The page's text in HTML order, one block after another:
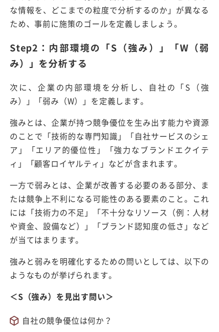
な情報を、どこまでの粒度で分析するのか」が異なる
ため、事前に施策のゴールを定義しましょう。
Step2：内部環境の「S（強み）」「W（弱
み）」を分析する
次に、企業の内部環境を分析し、自社の「S（強
み）」「弱み（W）」を定義します。
強みとは、企業が持つ競争優位を生み出す能力や資源
のことで「技術的な専門知識」「自社サービスのシェ
ア」「エリア的優位性」「強力なブランドエクイテ
ィ」「顧客ロイヤルティ」などが含まれます。
一方で弱みとは、企業が改善する必要のある部分、ま
たは競争上不利になる可能性のある要素のこと。これ
には「技術力の不足」「不十分なリソース（例：人材
や資金、設備など）」「ブランド認知度の低さ」など
が当てはまります。
強みと弱みを明確化するための問いとしては、以下の
ようなものが挙げられます。
＜S（強み）を見出す問い＞
自社の競争優位は何か？